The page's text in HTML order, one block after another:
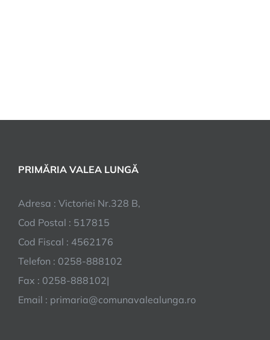
PRIMĂRIA VALEA LUNGĂ
Adresa : Victoriei Nr.328 B,
Cod Postal : 517815
Cod Fiscal : 4562176
Telefon : 0258-888102
Fax : 0258-888102|
Email : primaria@comunavalealunga.ro